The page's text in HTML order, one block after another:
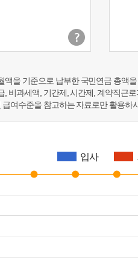
액을 기준으로 납부한 국민연금 총액
, 비과세액, 기간제, 시간제, 계약직근
여수준을 참고하는 자료로만 활용하
입사